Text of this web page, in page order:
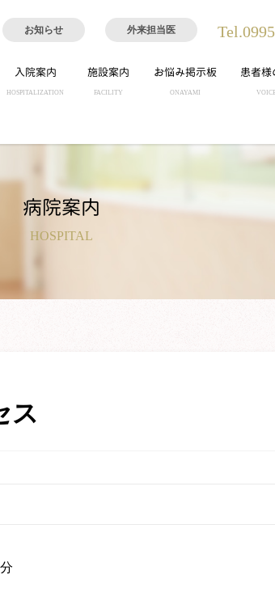
お知らせ 外来担当医
入院案内
HOSPITALIZATION
施設案内
FACILITY
お悩み掲示板
ONAYAMI
患者様
病院案内
HOSPITAL
ス